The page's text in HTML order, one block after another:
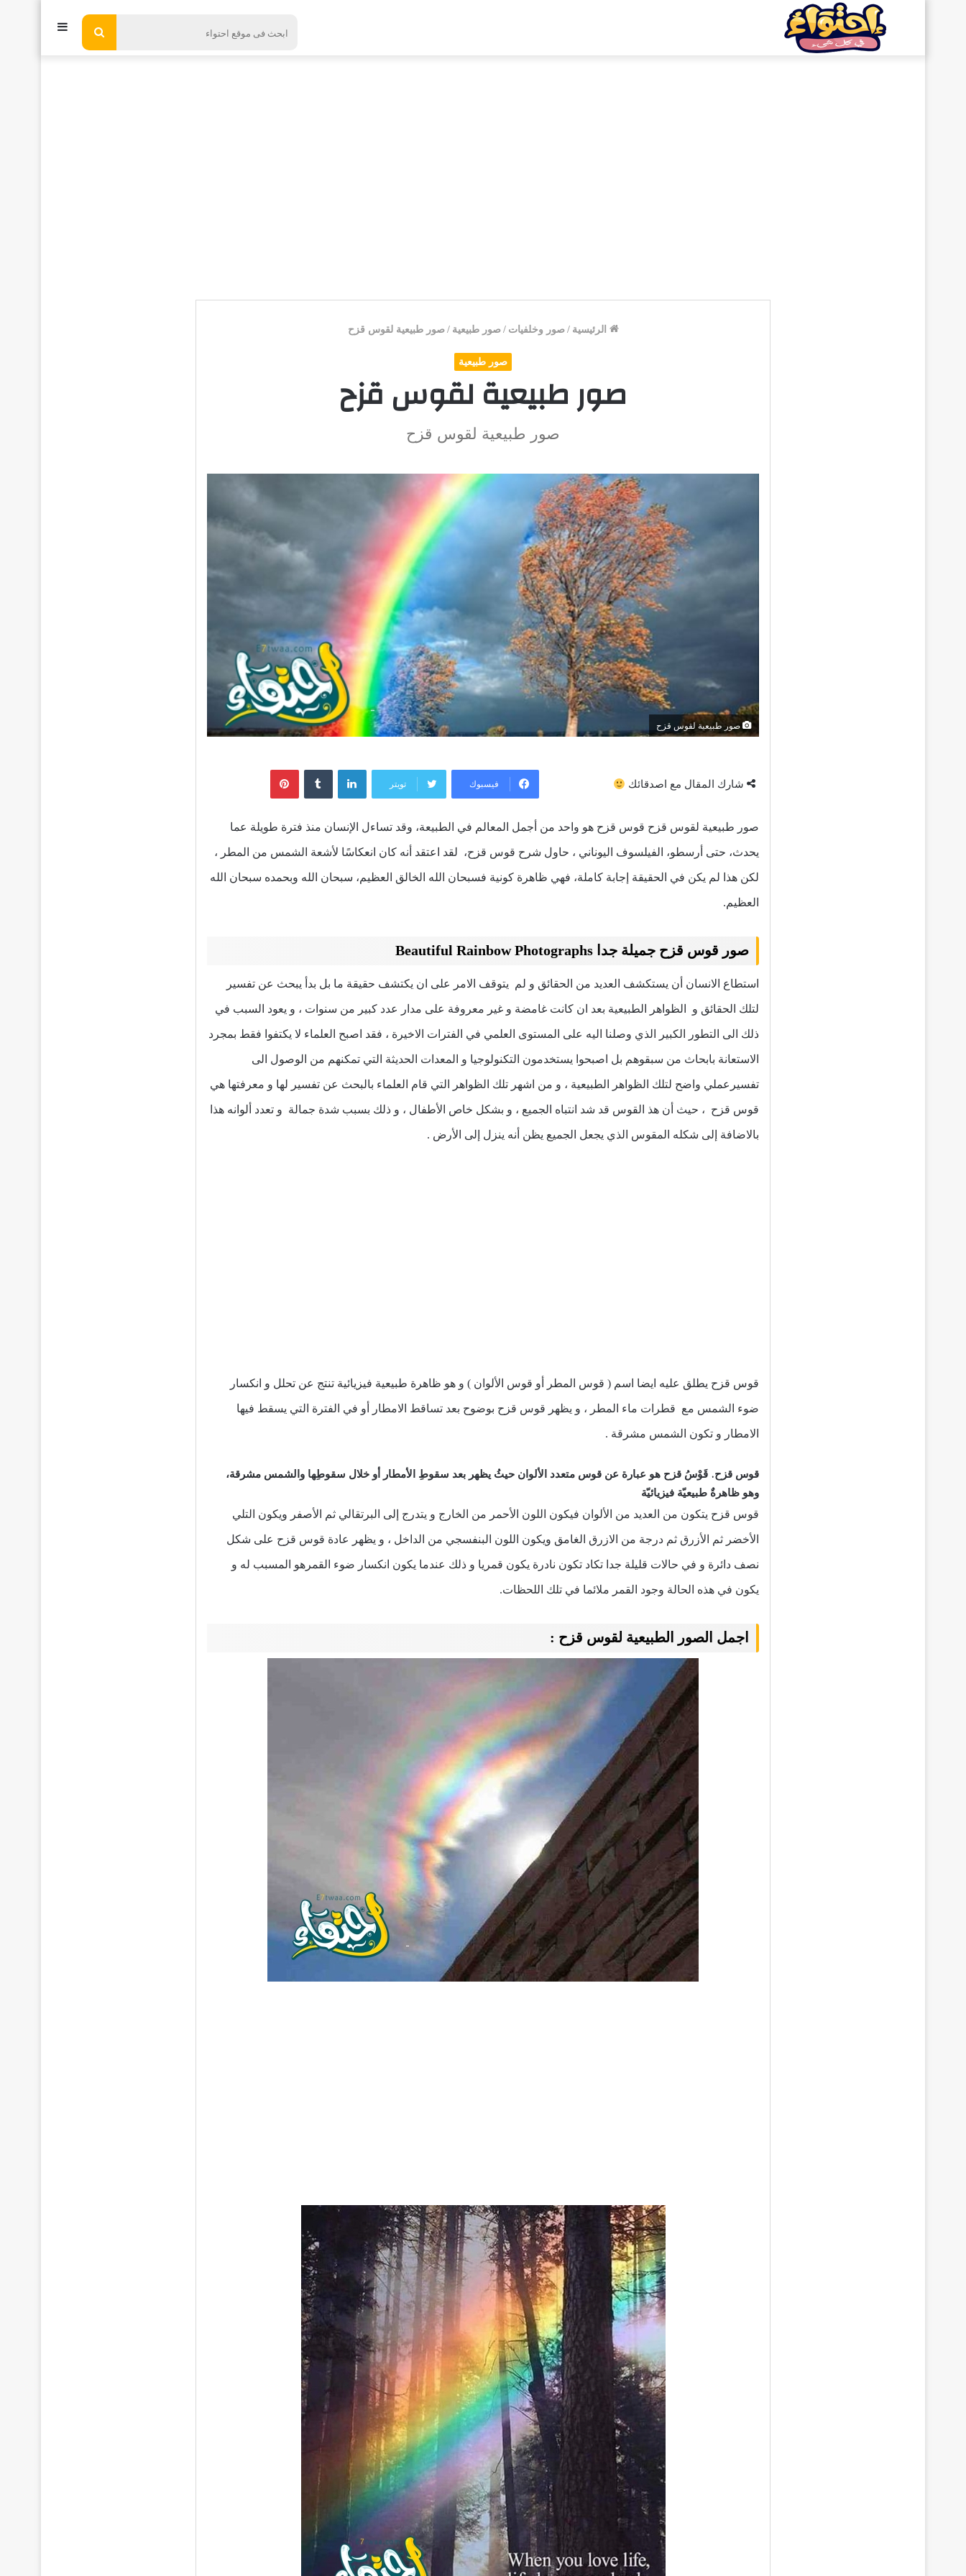
ابحث إضافة
الرئيسية / صور وخلفيات / صور طبيعية / صور طبيعية لقوس قزح
صور طبيعية
صور طبيعية لقوس قزح
صور طبيعية لقوس قزح
صور طبيعية لقوس قزح
شارك المقال مع اصدقائك فيسبوك تويتر
لينكدإن ‏Tumblr بينتيريست
صور طبيعية لقوس قزح قوس قزح هو واحد من أجمل المعالم في الطبيعة، وقد تساءل الإنسان منذ فترة طويلة عما
يحدث، حتى أرسطو، الفيلسوف اليوناني ، حاول شرح قوس قزح، لقد اعتقد أنه كان انعكاسًا لأشعة الشمس من المطر ،
لكن هذا لم يكن في الحقيقة إجابة كاملة، فهي ظاهرة كونية فسبحان الله الخالق العظيم، سبحان الله وبحمده سبحان الله
العظيم.
صور قوس قزح جميلة جدا Beautiful Rainbow Photographs
استطاع الانسان أن يستكشف العديد من الحقائق و لم يتوقف الامر على ان يكتشف حقيقة ما بل بدأ يبحث عن تفسير
لتلك الحقائق و الظواهر الطبيعية بعد ان كانت غامضة و غير معروفة على مدار عدد كبير من سنوات ، و يعود السبب في
ذلك الى التطور الكبير الذي وصلنا اليه على المستوى العلمي في الفترات الاخيرة ، فقد اصبح العلماء لا يكتفوا فقط بمجرد
الاستعانة بابحاث من سبقوهم بل اصبحوا يستخدمون التكنولوجيا و المعدات الحديثة التي تمكنهم من الوصول الى
تفسيرعملي واضح لتلك الظواهر الطبيعية ، و من اشهر تلك الظواهر التي قام العلماء بالبحث عن تفسير لها و معرفتها هي
قوس قزح ، حيث أن هذ القوس قد شد انتباه الجميع ، و بشكل خاص الأطفال ، و ذلك بسبب شدة جمالة و تعدد ألوانه هذا
بالاضافة إلى شكله المقوس الذي يجعل الجميع يظن أنه ينزل إلى الأرض .
قوس قزح يطلق عليه ايضا اسم ( قوس المطر أو قوس الألوان ) و هو ظاهرة طبيعية فيزيائية تنتج عن تحلل و انكسار
ضوء الشمس مع قطرات ماء المطر ، و يظهر قوس قزح بوضوح بعد تساقط الامطار أو في الفترة التي يسقط فيها
الامطار و تكون الشمس مشرقة .
قوس قزح. قَوْسُ قزح هو عبارة عن قوس متعدد الألوان حيثُ يظهر بعد سقوطِ الأمطار أو خلال سقوطِها والشمس مشرقة،
وهو ظاهرةٌ طبيعيّة فيزيائيّة
قوس قزح يتكون من العديد من الألوان فيكون اللون الأحمر من الخارج و يتدرج إلى البرتقالي ثم الأصفر ويكون التلي
الأخضر ثم الأزرق ثم درجة من الازرق الغامق ويكون اللون البنفسجي من الداخل ، و يظهر عادة قوس قزح على شكل
نصف دائرة و في حالات قليلة جدا تكاد تكون نادرة يكون قمريا و ذلك عندما يكون انكسار ضوء القمرهو المسبب له و
يكون في هذه الحالة وجود القمر ملائما في تلك اللحظات.
اجمل الصور الطبيعية لقوس قزح :